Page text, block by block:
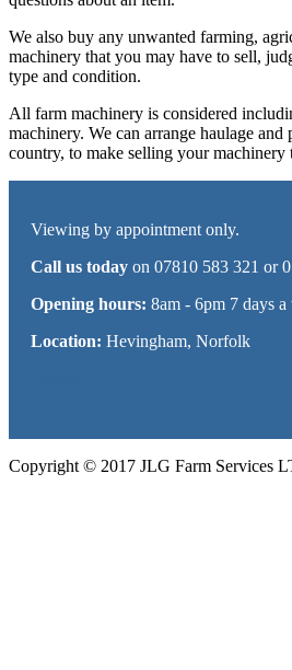
We also buy any unwanted farming,
machinery that you may have to sell,
type and condition.
All farm machinery is considered
machinery. We can arrange haulage
country, to make selling your machinery
Viewing by appointment only.
Call us today on 07810 583 321 or
Opening hours: 8am - 6pm 7 days a
Location: Hevingham, Norfolk
Copyright © 2017 JLG Farm Services